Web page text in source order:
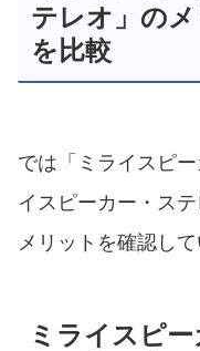
テレオ」の
を比較
では「ミライスピ
イスピーカー・ス
メリットを確認して
ミライスピ